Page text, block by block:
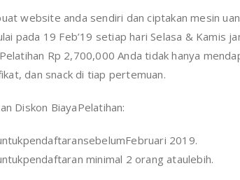
website anda sendiri dan ciptakan mesin
pada 19 Feb’19 setiap hari Selasa & Kamis
Rp 2,700,000 Anda tidak hanya
dan snack di tiap pertemuan.
Diskon BiayaPelatihan:
2019.
minimal 2 orang ataulebih.